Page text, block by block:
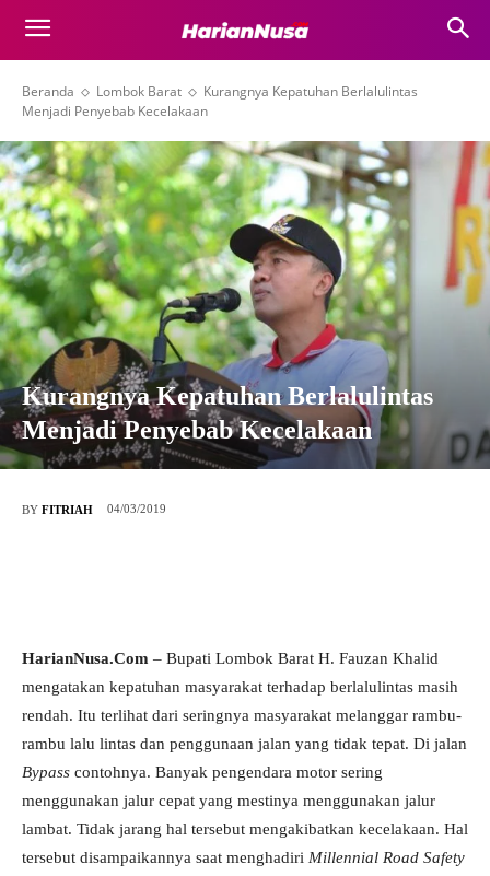
Beranda Lombok Barat
Kurangnya Kepatuhan Berlalulintas
Menjadi Penyebab Kecelakaan
Kurangnya Kepatuhan Berlalulintas
Menjadi Penyebab Kecelakaan
BY FITRIAH 04/03/2019
HarianNusa.Com – Bupati Lombok Barat H. Fauzan Khalid
mengatakan kepatuhan masyarakat terhadap berlalulintas masih
rendah. Itu terlihat dari seringnya masyarakat melanggar rambu-
rambu lalu lintas dan penggunaan jalan yang tidak tepat. Di jalan
Bypass contohnya. Banyak pengendara motor sering
menggunakan jalur cepat yang mestinya menggunakan jalur
lambat. Tidak jarang hal tersebut mengakibatkan kecelakaan. Hal
tersebut disampaikannya saat menghadiri Millennial Road Safety